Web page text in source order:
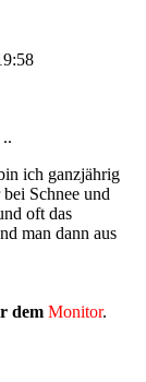
ich ganzjährig
Schnee und
oft das
man dann aus
dem Monitor.